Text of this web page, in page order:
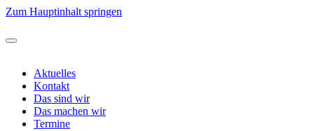
Zum Hauptinhalt springen
Aktuelles
Kontakt
Das sind wir
Das machen wir
Termine